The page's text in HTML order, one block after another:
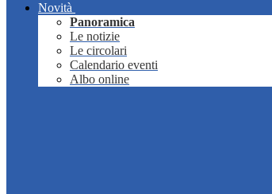
Novità
Panoramica
Le notizie
Le circolari
Calendario eventi
Albo online